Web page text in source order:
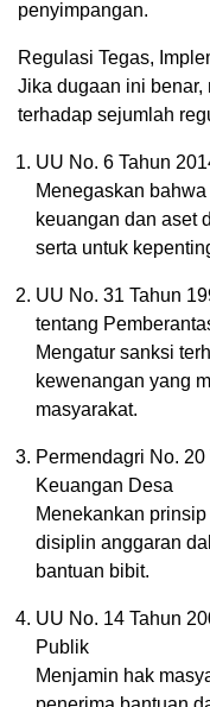
penyimpangan.
Regulasi Tegas,
Jika dugaan ini benar,
terhadap sejumlah
UU No. 6 Tahun
Menegaskan
keuangan dan aset
serta untuk
UU No. 31 Tahun
tentang
Mengatur sanksi
kewenangan yang
masyarakat.
Permendagri No.
Keuangan Desa
Menekankan
disiplin anggaran
bantuan bibit.
UU No. 14 Tahun
Publik
Menjamin hak